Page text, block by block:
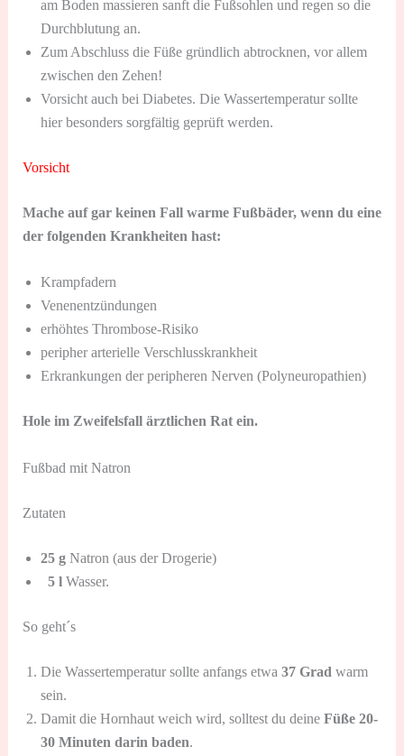
am Boden massieren sanft die Fußsohlen und regen so die
Durchblutung an.
Zum Abschluss die Füße gründlich abtrocknen, vor allem
zwischen den Zehen!
Vorsicht auch bei Diabetes. Die Wassertemperatur sollte
hier besonders sorgfältig geprüft werden.
Vorsicht
Mache auf gar keinen Fall warme Fußbäder, wenn du eine
der folgenden Krankheiten hast:
Krampfadern
Venenentzündungen
erhöhtes Thrombose-Risiko
peripher arterielle Verschlusskrankheit
Erkrankungen der peripheren Nerven (Polyneuropathien)
Hole im Zweifelsfall ärztlichen Rat ein.
Fußbad mit Natron
Zutaten
25 gNatron (aus der Drogerie)
5 lWasser.
So geht´s
Die Wassertemperatur sollte anfangs etwa 37 Grad warm
sein.
Damit die Hornhaut weich wird, solltest du deine Füße 20-
30 Minuten darin baden.